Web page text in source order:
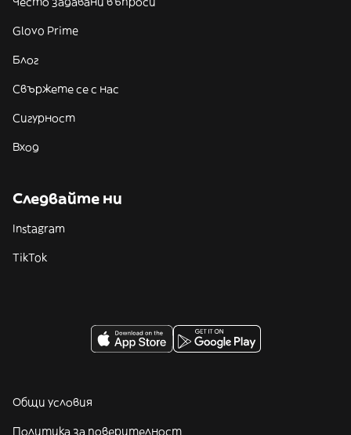
Glovo Prime
Блог
Свържете се с нас
Сигурност
Вход
Следвайте ни
Instagram
TikTok
Общи условия
Политика за поверителност